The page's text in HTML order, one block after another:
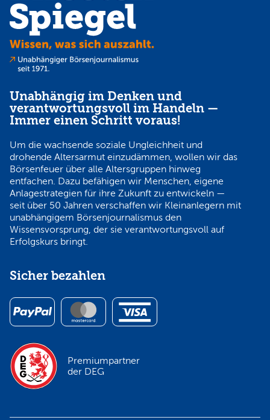
Unabhängig im Denken und
verantwortungsvoll im Handeln —
Immer einen Schritt voraus!
Um die wachsende soziale Ungleichheit und
drohende Altersarmut einzudämmen, wollen wir das
Börsenfeuer über alle Altersgruppen hinweg
entfachen. Dazu befähigen wir Menschen, eigene
Anlagestrategien für ihre Zukunft zu entwickeln —
seit über 50 Jahren verschaffen wir Kleinanlegern mit
unabhängigem Börsenjournalismus den
Wissensvorsprung, der sie verantwortungsvoll auf
Erfolgskurs bringt.
Sicher bezahlen
Premiumpartner
der DEG